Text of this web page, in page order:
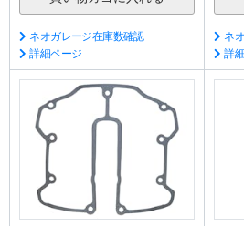
ネオガレージ在庫数確認
詳細ページ
ネ
詳